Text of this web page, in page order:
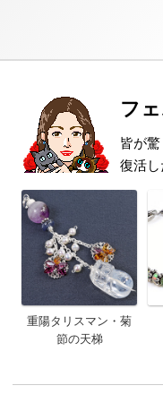
フ
皆が
復活
重陽タリスマン・菊
節の天梯